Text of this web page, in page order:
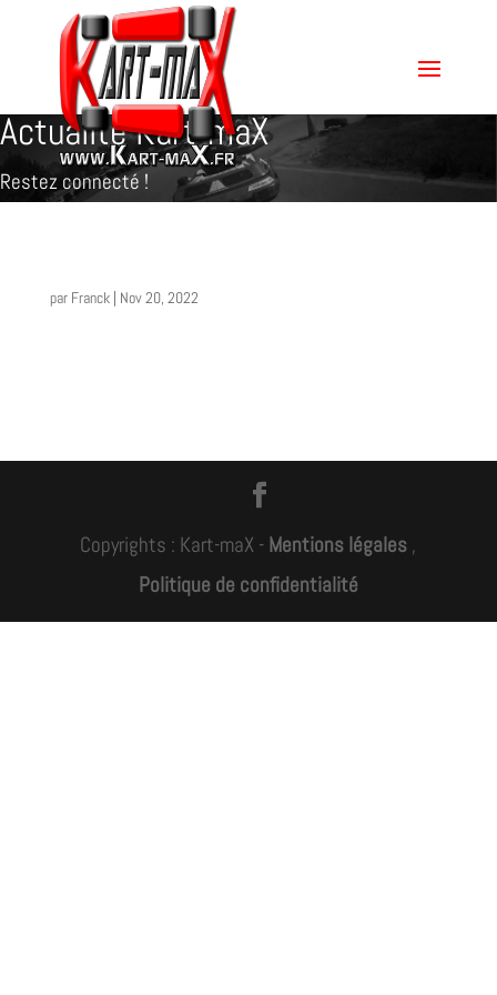
Actualité Kart-maX
Restez connecté !
par Franck| Nov 20, 2022
Copyrights : Kart-maX - Mentions légales ,
Politique de confidentialité